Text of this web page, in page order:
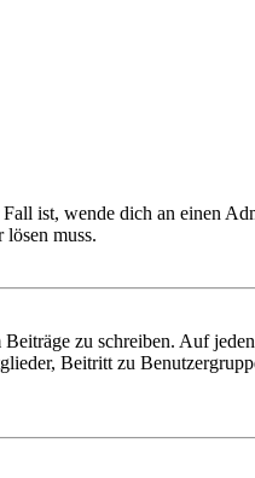
ist, wende dich an einen
muss.
zu schreiben. Auf
Beitritt zu